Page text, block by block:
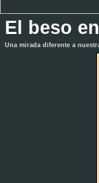
El beso
Una mirada diferente a